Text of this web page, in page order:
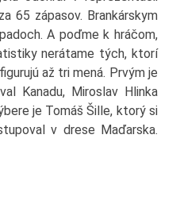
65 zápasov. Brankárskym
A poďme k hráčom,
nerátame tých, ktorí
až tri mená. Prvým je
Kanadu, Miroslav Hlinka
je Tomáš Šille, ktorý si
v drese Maďarska.